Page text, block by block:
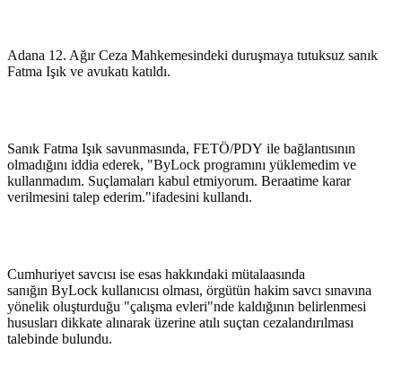
Adana 12. Ağır Ceza Mahkemesindeki duruşmaya tutuksuz sanık
Fatma Işık ve avukatı katıldı.
Sanık Fatma Işık savunmasında, FETÖ/PDY ile bağlantısının
olmadığını iddia ederek, "ByLock programını yüklemedim ve
kullanmadım. Suçlamaları kabul etmiyorum. Beraatime karar
verilmesini talep ederim."ifadesini kullandı.
Cumhuriyet savcısı ise esas hakkındaki mütalaasında
sanığın ByLock kullanıcısı olması, örgütün hakim savcı sınavına
yönelik oluşturduğu "çalışma evleri"nde kaldığının belirlenmesi
hususları dikkate alınarak üzerine atılı suçtan cezalandırılması
talebinde bulundu.